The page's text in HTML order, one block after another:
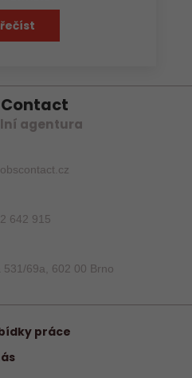
agentura
642 915
531/69a, 602 00 Brno
práce